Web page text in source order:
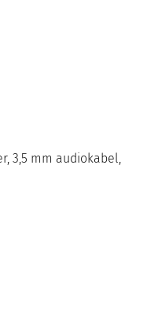
3,5 mm audiokabel,